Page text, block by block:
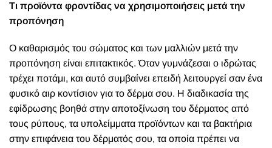
Τι προϊόντα φροντίδας να χρησιμοποιήσεις μετά την
προπόνηση
Ο καθαρισμός του σώματος και των μαλλιών μετά την
προπόνηση είναι επιτακτικός. Όταν γυμνάζεσαι ο ιδρώτας
τρέχει ποτάμι, και αυτό συμβαίνει επειδή λειτουργεί σαν ένα
φυσικό αιρ κοντίσιον για το δέρμα σου. Η διαδικασία της
εφίδρωσης βοηθά στην αποτοξίνωση του δέρματος από
τους ρύπους, τα υπολείμματα προϊόντων και τα βακτήρια
στην επιφάνεια του δέρματός σου, τα οποία πρέπει να